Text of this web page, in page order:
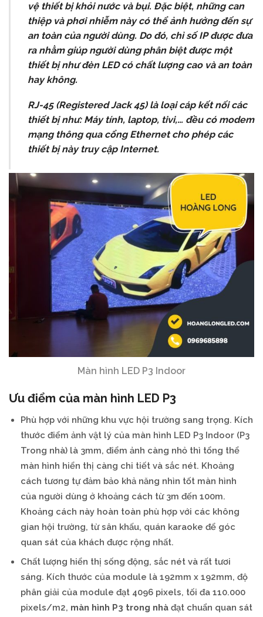
vệ thiết bị khỏi nước và bụi. Đặc biệt, những can
thiệp và phơi nhiễm này có thể ảnh hưởng đến sự
an toàn của người dùng. Do đó, chỉ số IP được đưa
ra nhằm giúp người dùng phân biệt được một
thiết bị như đèn LED có chất lượng cao và an toàn
hay không.
RJ-45 (Registered Jack 45) là loại cáp kết nối các
thiết bị như: Máy tính, laptop, tivi,… đều có modem
mạng thông qua cổng Ethernet cho phép các
thiết bị này truy cập Internet.
Màn hình LED P3 Indoor
Ưu điểm của màn hình LED P3
Phù hợp với những khu vực hội trường sang trọng. Kích
thước điểm ảnh vật lý của màn hình LED P3 Indoor (P3
Trong nhà) là 3mm, điểm ảnh càng nhỏ thì tổng thể
màn hình hiển thị càng chi tiết và sắc nét. Khoảng
cách tương tự đảm bảo khả năng nhìn tốt màn hình
của người dùng ở khoảng cách từ 3m đến 100m.
Khoảng cách này hoàn toàn phù hợp với các không
gian hội trường, từ sân khấu, quán karaoke để góc
quan sát của khách được rộng nhất.
Chất lượng hiển thị sống động, sắc nét và rất tươi
sáng. Kích thước của module là 192mm x 192mm, độ
phân giải của module đạt 4096 pixels, tối đa 110.000
pixels/m2, màn hình P3 trong nhà đạt chuẩn quan sát